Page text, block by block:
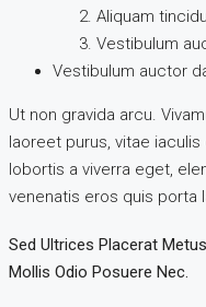
Aliquam
Vestibulum
Vestibulum auctor
Ut non gravida arcu.
laoreet purus, vitae
lobortis a viverra eget,
venenatis eros quis porta
Sed Ultrices Placerat
Mollis Odio Posuere Nec.